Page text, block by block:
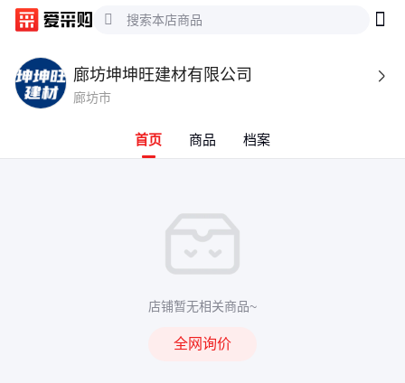
廊坊坤坤旺建材有限公司 
廊坊市
首页 商品 档案
店铺暂无相关商品~
全网询价